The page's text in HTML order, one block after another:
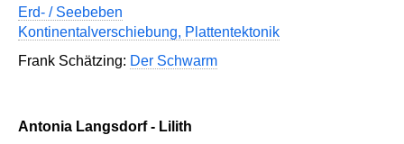
Erd- / Seebeben
Kontinentalverschiebung, Plattentektonik
Frank Schätzing: Der Schwarm
Antonia Langsdorf - Lilith